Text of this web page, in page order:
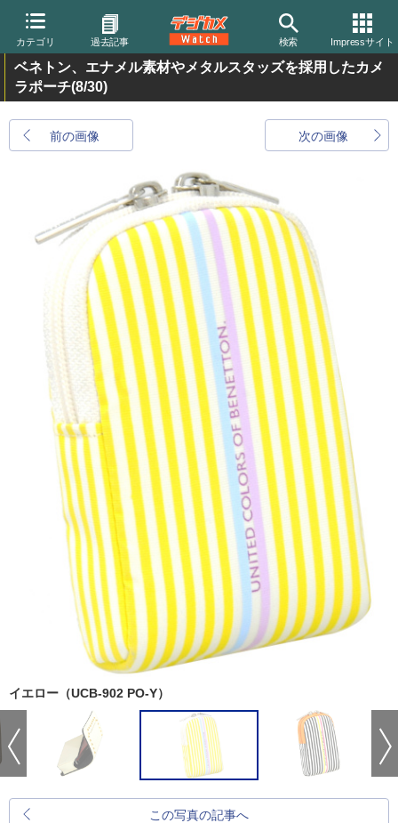
カテゴリ 過去記事 検索 Impressサイト
ベネトン、エナメル素材やメタルスタッズを採用したカメ
ラポーチ(8/30)
前の画像 次の画像
イエロー（UCB-902 PO-Y）
この写真の記事へ